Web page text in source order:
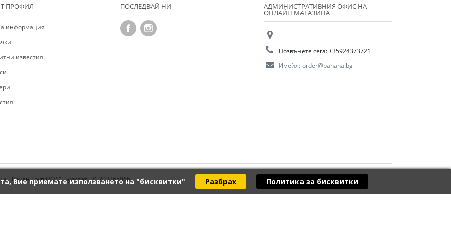
Вие приемате използването на "бисквитки" Разбрах Политика за бисквитки
ПРОФИЛ
информация
известия
ПОСЛЕДВАЙ НИ АДМИНИСТРАТИВНИЯ ОФИС НА
ОНЛАЙН МАГАЗИНА
Позвънете сега:+35924373721
Имейл:order@banana.bg
"Векан Груп ООД", Булстат: BG203265066